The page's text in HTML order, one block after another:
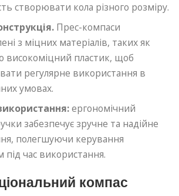
створювати кола різного розміру.
Прес-компаси
з міцних матеріалів, таких як
високоміцний пластик, щоб
регулярне використання в
умовах.
ергономічний
забезпечує зручне та надійне
полегшуючи керування
під час використання.
компас